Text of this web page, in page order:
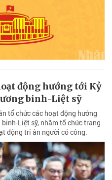
động hướng tới Kỷ
binh-Liệt sỹ
tổ chức các hoạt động hướng
Liệt sỹ, nhằm tổ chức trang
động tri ân người có công.